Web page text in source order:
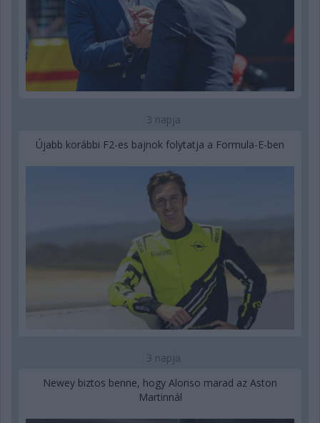
3 napja
Újabb korábbi F2-es bajnok folytatja a Formula-E-ben
3 napja
Newey biztos benne, hogy Alonso marad az Aston
Martinnál